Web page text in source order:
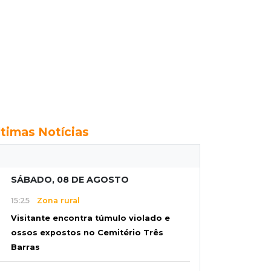
Notícias
SÁBADO, 08 DE AGOSTO
15:25 Zona rural
Visitante encontra túmulo violado e
ossos expostos no Cemitério Três
Barras